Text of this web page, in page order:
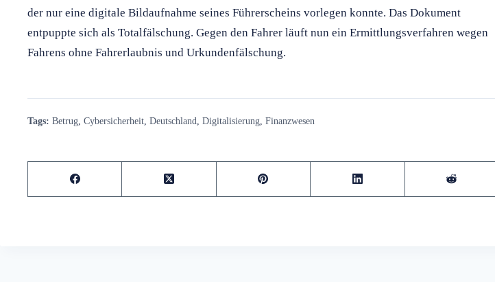
der nur eine digitale Bildaufnahme seines Führerscheins vorlegen konnte. Das Dokument
entpuppte sich als Totalfälschung. Gegen den Fahrer läuft nun ein Ermittlungsverfahren wegen
Fahrens ohne Fahrerlaubnis und Urkundenfälschung.
Tags: Betrug Cybersicherheit Deutschland Digitalisierung Finanzwesen